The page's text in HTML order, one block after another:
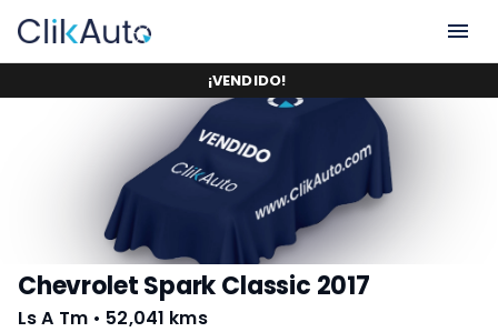
¡VENDIDO!
Chevrolet Spark Classic 2017
Ls A Tm • 52,041 kms